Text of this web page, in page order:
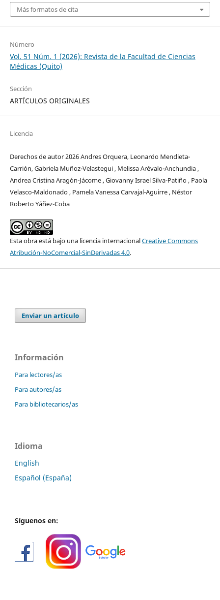
Más formatos de cita
Número
Vol. 51 Núm. 1 (2026): Revista de la Facultad de Ciencias
Médicas (Quito)
Sección
ARTÍCULOS ORIGINALES
Licencia
Derechos de autor 2026 Andres Orquera, Leonardo Mendieta-
Carrión, Gabriela Muñoz-Velastegui , Melissa Arévalo-Anchundia ,
Andrea Cristina Aragón-Jácome , Giovanny Israel Silva-Patiño , Paola
Velasco-Maldonado , Pamela Vanessa Carvajal-Aguirre , Néstor
Roberto Yáñez-Coba
Esta obra está bajo una licencia internacionalCreative Commons
Atribución-NoComercial-SinDerivadas 4.0.
Enviar un artículo
Información
Para lectores/as
Para autores/as
Para bibliotecarios/as
Idioma
English
Español (España)
Síguenos en: